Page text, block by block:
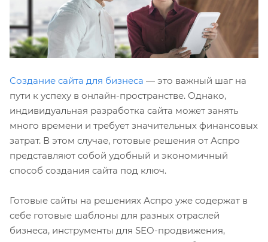
Создание сайта для бизнеса — это важный шаг на
пути к успеху в онлайн-пространстве. Однако,
индивидуальная разработка сайта может занять
много времени и требует значительных финансовых
затрат. В этом случае, готовые решения от Аспро
представляют собой удобный и экономичный
способ создания сайта под ключ.
Готовые сайты на решениях Аспро уже содержат в
себе готовые шаблоны для разных отраслей
бизнеса, инструменты для SEO-продвижения,